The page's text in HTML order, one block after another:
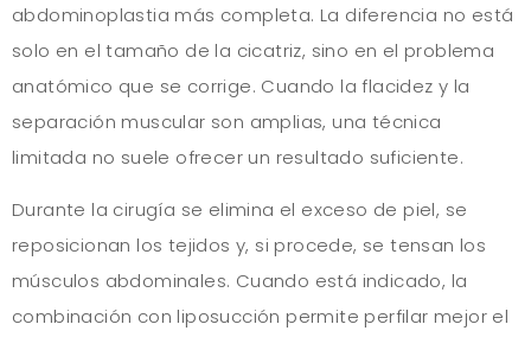
abdominoplastia más completa. La diferencia no está
solo en el tamaño de la cicatriz, sino en el problema
anatómico que se corrige. Cuando la flacidez y la
separación muscular son amplias, una técnica
limitada no suele ofrecer un resultado suficiente.
Durante la cirugía se elimina el exceso de piel, se
reposicionan los tejidos y, si procede, se tensan los
músculos abdominales. Cuando está indicado, la
combinación con liposucción permite perfilar mejor el